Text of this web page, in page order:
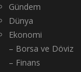
Gündem
Dünya
Ekonomi
– Borsa ve Döviz
– Finans